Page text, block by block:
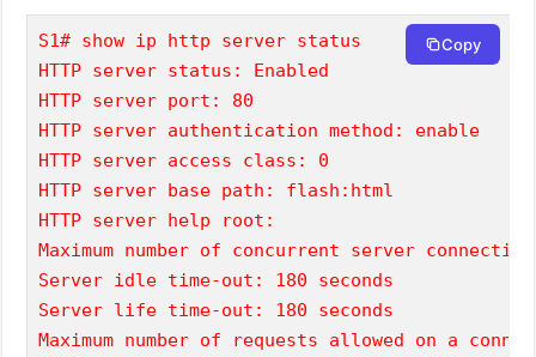
S1# show ip http server status
HTTP server status: Enabled
HTTP server port: 80
HTTP server authentication method: enable
HTTP server access class: 0
HTTP server base path: flash:html
HTTP server help root:
Maximum number of concurrent server
Server idle time-out: 180 seconds
Server life time-out: 180 seconds
Maximum number of requests allowed on a
Copy